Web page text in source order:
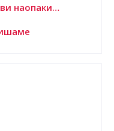
наопаки…